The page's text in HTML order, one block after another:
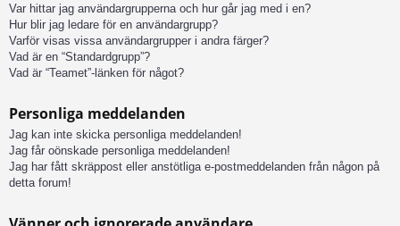
Var hittar jag användargrupperna och hur går jag med i en?
Hur blir jag ledare för en användargrupp?
Varför visas vissa användargrupper i andra färger?
Vad är en “Standardgrupp”?
Vad är “Teamet”-länken för något?
Personliga meddelanden
Jag kan inte skicka personliga meddelanden!
Jag får oönskade personliga meddelanden!
Jag har fått skräppost eller anstötliga e-postmeddelanden från någon på
detta forum!